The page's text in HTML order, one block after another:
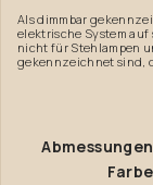
Als dimmbar
elektrische System
nicht für Stehlampen
gekennzeichnet sind,